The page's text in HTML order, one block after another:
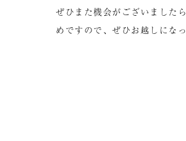
ぜひまた機会がございました
めですので、ぜひお越しにな